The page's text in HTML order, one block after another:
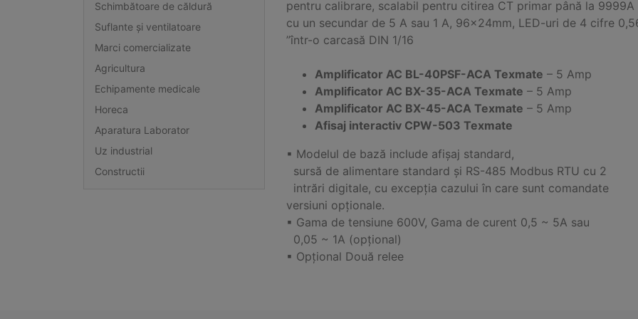
Schimbătoare de căldură
Suflante și ventilatoare
Marci comercializate
Agricultura
Echipamente medicale
Horeca
Aparatura Laborator
Uz industrial
Constructii
pentru calibrare, scalabil pentru citirea CT primar până la 9999A
cu un secundar de 5 A sau 1 A, 96x24mm, LED-uri de 4 cifre
”într-o carcasă DIN 1/16
Amplificator AC BL-40PSF-ACA Texmate – 5 Amp
Amplificator AC BX-35-ACA Texmate – 5 Amp
Amplificator AC BX-45-ACA Texmate – 5 Amp
Afisaj interactiv CPW-503 Texmate
▪ Modelul de bază include afișaj standard,
sursă de alimentare standard și RS-485 Modbus RTU cu 2
intrări digitale, cu excepția cazului în care sunt comandate
versiuni opționale.
▪ Gama de tensiune 600V, Gama de curent 0,5 ~ 5A sau
0,05 ~ 1A (opțional)
▪ Opțional Două relee